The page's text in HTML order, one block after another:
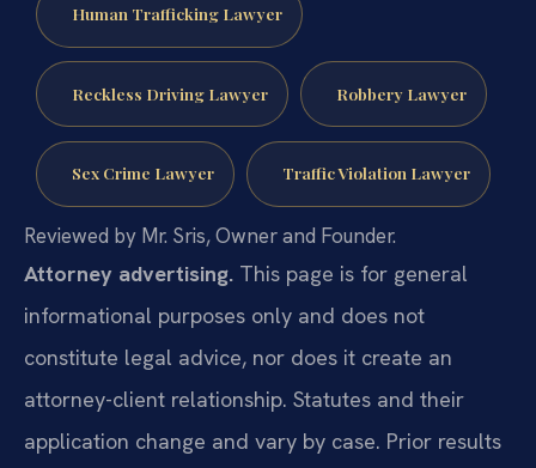
Human Trafficking Lawyer
Reckless Driving Lawyer Robbery Lawyer
Sex Crime Lawyer Traffic Violation Lawyer
Reviewed by Mr. Sris, Owner and Founder.
Attorney advertising. This page is for general
informational purposes only and does not
constitute legal advice, nor does it create an
attorney-client relationship. Statutes and their
application change and vary by case. Prior results